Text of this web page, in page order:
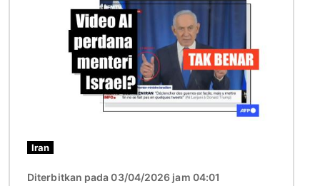
Iran
Diterbitkan pada 03/04/2026 jam 04:01